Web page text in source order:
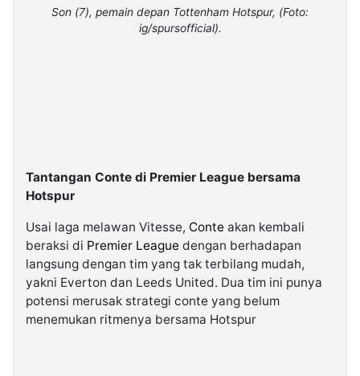
Son (7), pemain depan Tottenham Hotspur, (Foto:
ig/spursofficial).
Tantangan Conte di Premier League bersama
Hotspur
Usai laga melawan Vitesse, Conte akan kembali
beraksi di Premier League dengan berhadapan
langsung dengan tim yang tak terbilang mudah,
yakni Everton dan Leeds United. Dua tim ini punya
potensi merusak strategi conte yang belum
menemukan ritmenya bersama Hotspur